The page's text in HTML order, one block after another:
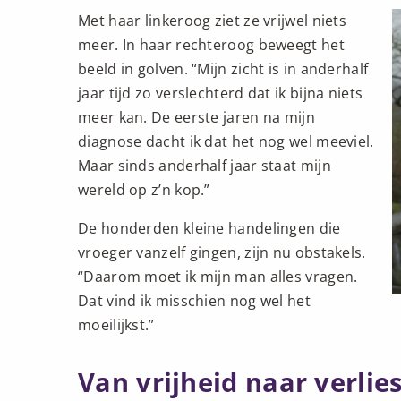
Met haar linkeroog ziet ze vrijwel niets
meer. In haar rechteroog beweegt het
beeld in golven. “Mijn zicht is in anderhalf
jaar tijd zo verslechterd dat ik bijna niets
meer kan. De eerste jaren na mijn
diagnose dacht ik dat het nog wel meeviel.
Maar sinds anderhalf jaar staat mijn
wereld op z’n kop.”
De honderden kleine handelingen die
vroeger vanzelf gingen, zijn nu obstakels.
“Daarom moet ik mijn man alles vragen.
Dat vind ik misschien nog wel het
moeilijkst.”
Van vrijheid naar